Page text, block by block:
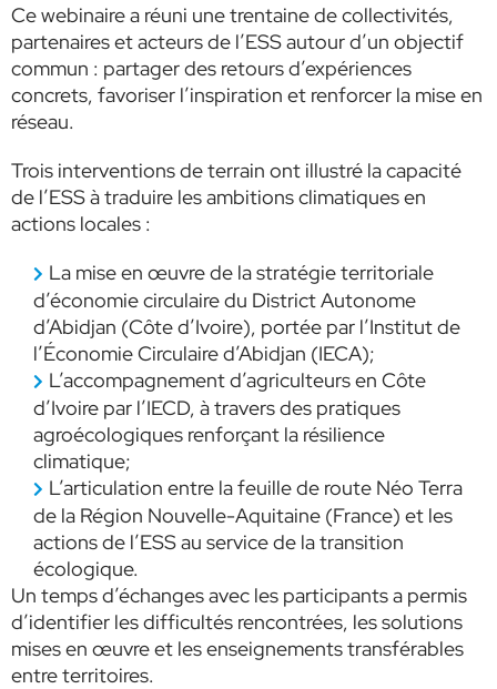
Ce webinaire a réuni une trentaine de collectivités,
partenaires et acteurs de l’ESS autour d’un objectif
commun : partager des retours d’expériences
concrets, favoriser l’inspiration et renforcer la mise en
réseau.
Trois interventions de terrain ont illustré la capacité
de l’ESS à traduire les ambitions climatiques en
actions locales :
La mise en œuvre de la stratégie territoriale
d’économie circulaire du District Autonome
d’Abidjan (Côte d’Ivoire), portée par l’Institut de
l’Économie Circulaire d’Abidjan (IECA);
L’accompagnement d’agriculteurs en Côte
d’Ivoire par l’IECD, à travers des pratiques
agroécologiques renforçant la résilience
climatique;
L’articulation entre la feuille de route Néo Terra
de la Région Nouvelle-Aquitaine (France) et les
actions de l’ESS au service de la transition
écologique.
Un temps d’échanges avec les participants a permis
d’identifier les difficultés rencontrées, les solutions
mises en œuvre et les enseignements transférables
entre territoires.